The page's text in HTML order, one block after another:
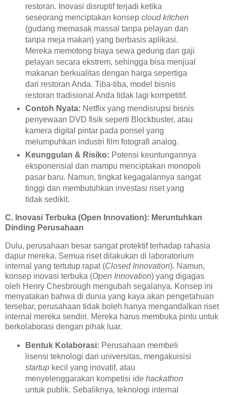
restoran. Inovasi disruptif terjadi ketika
seseorang menciptakan konsep cloud kitchen
(gudang memasak massal tanpa pelayan dan
tanpa meja makan) yang berbasis aplikasi.
Mereka memotong biaya sewa gedung dan gaji
pelayan secara ekstrem, sehingga bisa menjual
makanan berkualitas dengan harga sepertiga
dari restoran Anda. Tiba-tiba, model bisnis
restoran tradisional Anda tidak lagi kompetitif.
Contoh Nyata: Netflix yang mendisrupsi bisnis
penyewaan DVD fisik seperti Blockbuster, atau
kamera digital pintar pada ponsel yang
melumpuhkan industri film fotografi analog.
Keunggulan & Risiko: Potensi keuntungannya
eksponensial dan mampu menciptakan monopoli
pasar baru. Namun, tingkat kegagalannya sangat
tinggi dan membutuhkan investasi riset yang
tidak sedikit.
C. Inovasi Terbuka (Open Innovation): Meruntuhkan
Dinding Perusahaan
Dulu, perusahaan besar sangat protektif terhadap rahasia
dapur mereka. Semua riset dilakukan di laboratorium
internal yang tertutup rapat (Closed Innovation). Namun,
konsep inovasi terbuka (Open Innovation) yang digagas
oleh Henry Chesbrough mengubah segalanya. Konsep ini
menyatakan bahwa di dunia yang kaya akan pengetahuan
tersebar, perusahaan tidak boleh hanya mengandalkan riset
internal mereka sendiri. Mereka harus membuka pintu untuk
berkolaborasi dengan pihak luar.
Bentuk Kolaborasi: Perusahaan membeli
lisensi teknologi dari universitas, mengakuisisi
startupkecil yang inovatif, atau
menyelenggarakan kompetisi ide hackathon
untuk publik. Sebaliknya, teknologi internal